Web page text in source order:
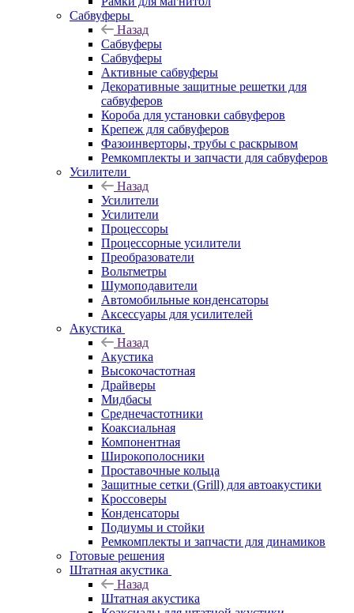
Сабвуферы
Назад
Сабвуферы
Сабвуферы
Активные сабвуферы
Декоративные защитные решетки для
сабвуферов
Короба для установки сабвуферов
Крепеж для сабвуферов
Фазоинверторы, трубы с раскрывом
Ремкомплекты и запчасти для сабвуферов
Усилители
Назад
Усилители
Усилители
Процессоры
Процессорные усилители
Преобразователи
Вольтметры
Шумоподавители
Автомобильные конденсаторы
Аксессуары для усилителей
Акустика
Назад
Акустика
Высокочастотная
Драйверы
Мидбасы
Среднечастотники
Коаксиальная
Компонентная
Широкополосники
Проставочные кольца
Защитные сетки (Grill) для автоакустики
Кроссоверы
Конденсаторы
Подиумы и стойки
Ремкомплекты и запчасти для динамиков
Готовые решения
Штатная акустика
Назад
Штатная акустика